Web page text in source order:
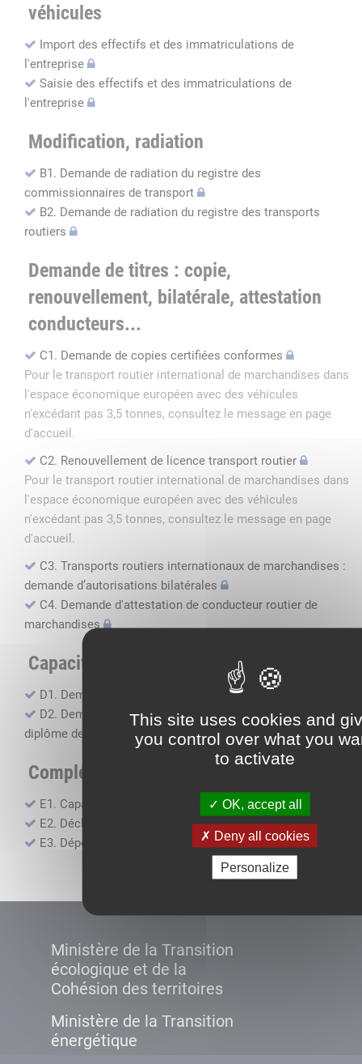
This site uses cookies and
you control over what you
to activate
OK, accept all
Deny all cookies
Personalize
véhicules
Import des effectifs et des immatriculations de
l'entreprise
Saisie des effectifs et des immatriculations de
l'entreprise
Modification, radiation
B1. Demande de radiation du registre des
commissionnaires de transport
B2. Demande de radiation du registre des transports
routiers
Demande de titres : copie,
renouvellement, bilatérale, attestation
conducteurs...
C1. Demande de copies certifiées conformes
Pour le transport routier international de marchandises dans
l'espace économique européen avec des véhicules
n'excédant pas 3,5 tonnes, consultez le message en page
d'accueil.
C2. Renouvellement de licence transport routier
Pour le transport routier international de marchandises dans
l'espace économique européen avec des véhicules
n'excédant pas 3,5 tonnes, consultez le message en page
d'accueil.
C3. Transports routiers internationaux de marchandises :
demande d’autorisations bilatérales
C4. Demande d'attestation de conducteur routier de
marchandises
Capacité professionnelle
D1. Demande d’attestation de capacité professionnelle
D2. Demande de certificat attestant l'obtention du
diplôme de capacité professionnelle
Compléments, suivi financier
E1. Capacité financière
E2. Déclaration de sous-traitance
E3. Dépôt des comptes annuels
Ministère de la Transition
écologique et de la
Cohésion des territoires
Ministère de la Transition
énergétique